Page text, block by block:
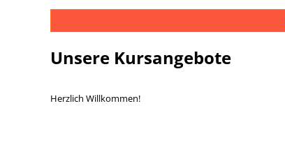
Unsere Kursangebote
Herzlich Willkommen!